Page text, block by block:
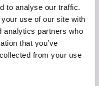
to analyse our traffic.
use of our site with
analytics partners who
that you’ve
from your use